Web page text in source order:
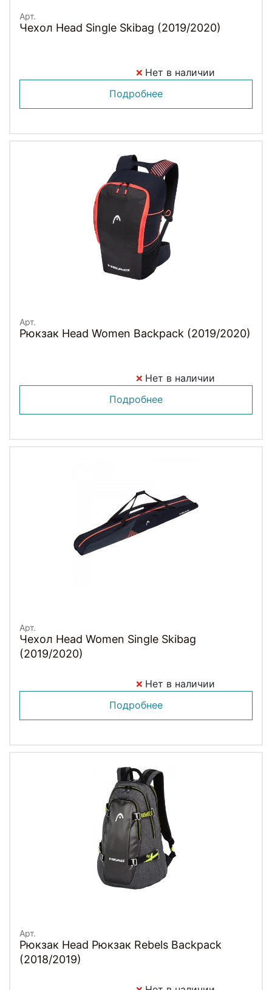
Арт.
Чехол Head Single Skibag (2019/2020)
Нет в наличии
Подробнее
Арт.
Рюкзак Head Women Backpack (2019/2020)
Нет в наличии
Подробнее
Арт.
Чехол Head Women Single Skibag
(2019/2020)
Нет в наличии
Подробнее
Арт.
Рюкзак Head Рюкзак Rebels Backpack
(2018/2019)